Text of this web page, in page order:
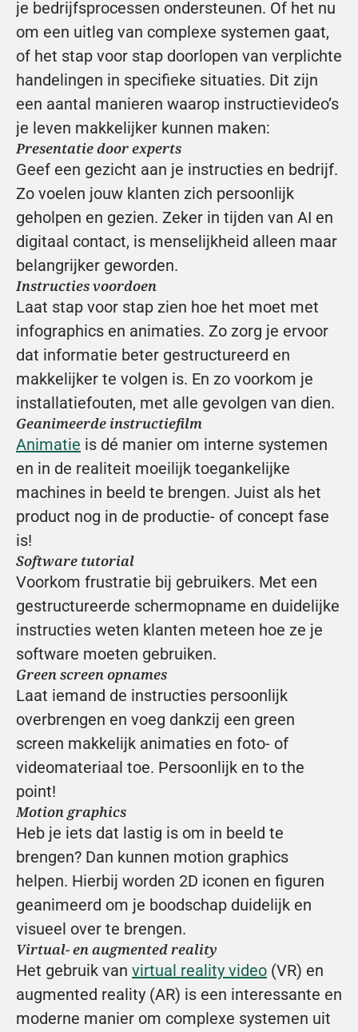
je bedrijfsprocessen ondersteunen. Of het nu
om een uitleg van complexe systemen gaat,
of het stap voor stap doorlopen van verplichte
handelingen in specifieke situaties. Dit zijn
een aantal manieren waarop instructievideo’s
je leven makkelijker kunnen maken:
Presentatie door experts
Geef een gezicht aan je instructies en bedrijf.
Zo voelen jouw klanten zich persoonlijk
geholpen en gezien. Zeker in tijden van AI en
digitaal contact, is menselijkheid alleen maar
belangrijker geworden.
Instructies voordoen
Laat stap voor stap zien hoe het moet met
infographics en animaties. Zo zorg je ervoor
dat informatie beter gestructureerd en
makkelijker te volgen is. En zo voorkom je
installatiefouten, met alle gevolgen van dien.
Geanimeerde instructiefilm
Animatie is dé manier om interne systemen
en in de realiteit moeilijk toegankelijke
machines in beeld te brengen. Juist als het
product nog in de productie- of concept fase
is!
Software tutorial
Voorkom frustratie bij gebruikers. Met een
gestructureerde schermopname en duidelijke
instructies weten klanten meteen hoe ze je
software moeten gebruiken.
Green screen opnames
Laat iemand de instructies persoonlijk
overbrengen en voeg dankzij een green
screen makkelijk animaties en foto- of
videomateriaal toe. Persoonlijk en to the
point!
Motion graphics
Heb je iets dat lastig is om in beeld te
brengen? Dan kunnen motion graphics
helpen. Hierbij worden 2D iconen en figuren
geanimeerd om je boodschap duidelijk en
visueel over te brengen.
Virtual- en augmented reality
Het gebruik van virtual reality video (VR) en
augmented reality (AR) is een interessante en
moderne manier om complexe systemen uit